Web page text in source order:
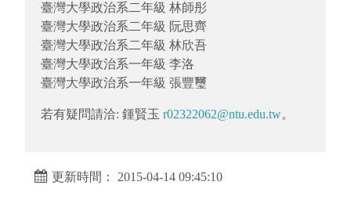
臺灣大學政治系二年級 林師彤
臺灣大學政治系二年級 阮思齊
臺灣大學政治系二年級 林欣吾
臺灣大學政治系一年級 李洛
臺灣大學政治系一年級 張豐璽
若有疑問請洽: 鍾賢玉 r02322062@ntu.edu.tw。
更新時間： 2015-04-14 09:45:10